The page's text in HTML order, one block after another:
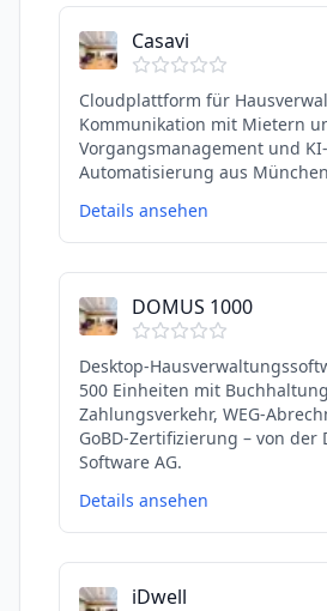
Casavi
Cloudplattform für
Kommunikation mit Mietern
Vorgangsmanagement und
Automatisierung aus
Details ansehen
DOMUS 1000
Desktop-
500 Einheiten mit
Zahlungsverkehr, WEG-
GoBD-Zertifizierung – von der
Software AG.
Details ansehen
iDwell